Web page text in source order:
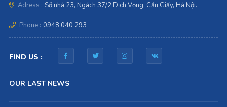
Adress : Số nhà 23, Ngách 37/2 Dịch Vọng, Cầu Giấy, Hà Nội.
Phone : 0948 040 293
FIND US :
OUR LAST NEWS